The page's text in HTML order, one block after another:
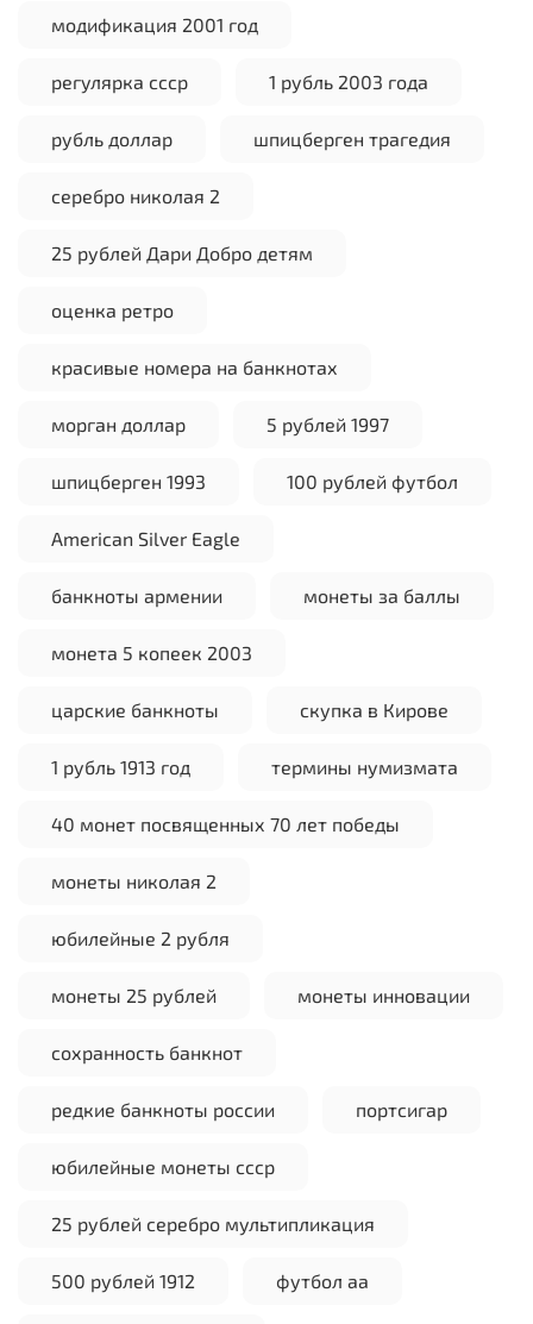
модификация 2001 год
регулярка ссср 1 рубль 2003 года
рубль доллар шпицберген трагедия
серебро николая 2
25 рублей Дари Добро детям
оценка ретро
красивые номера на банкнотах
морган доллар 5 рублей 1997
шпицберген 1993 100 рублей футбол
American Silver Eagle
банкноты армении монеты за баллы
монета 5 копеек 2003
царские банкноты скупка в Кирове
1 рубль 1913 год термины нумизмата
40 монет посвященных 70 лет победы
монеты николая 2
юбилейные 2 рубля
монеты 25 рублей монеты инновации
сохранность банкнот
редкие банкноты россии портсигар
юбилейные монеты ссср
25 рублей серебро мультипликация
500 рублей 1912 футбол аа